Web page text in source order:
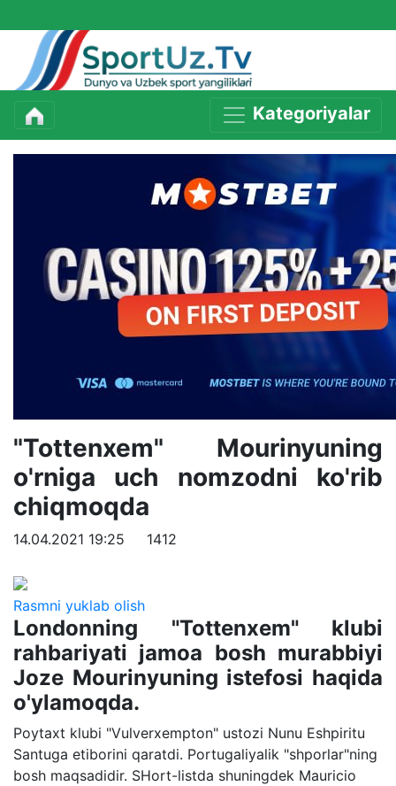
Kategoriyalar
"Tottenxem" Mourinyuning
o'rniga uch nomzodni ko'rib
chiqmoqda
14.04.2021 19:25 1412
Rasmni yuklab olish
Londonning "Tottenxem" klubi
rahbariyati jamoa bosh murabbiyi
Joze Mourinyuning istefosi haqida
o'ylamoqda.
Poytaxt klubi "Vulverxempton" ustozi Nunu Eshpiritu
Santuga etiborini qaratdi. Portugaliyalik "shporlar"ning
bosh maqsadidir. SHort-listda shuningdek Mauricio